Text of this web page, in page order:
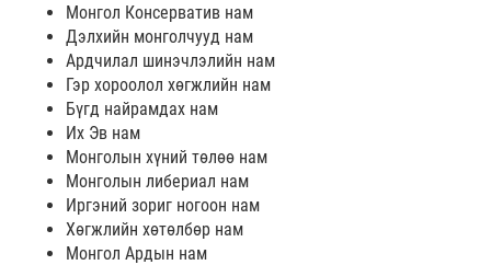
Монгол Консерватив нам
Дэлхийн монголчууд нам
Ардчилал шинэчлэлийн нам
Гэр хороолол хөгжлийн нам
Бүгд найрамдах нам
Их Эв нам
Монголын хүний төлөө нам
Монголын либериал нам
Иргэний зориг ногоон нам
Хөгжлийн хөтөлбөр нам
Монгол Ардын нам